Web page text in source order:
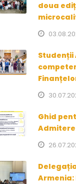
doua
Studenții
Ghid
Admitere
Armenia: